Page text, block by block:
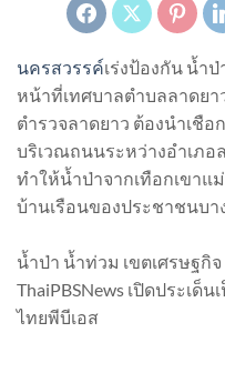
นครสวรรค์เร่งป้องกัน น้ำป่
หน้าที่เทศบาลตำบลลาดยา
ตำรวจลาดยาว ต้องนำเชื
บริเวณถนนระหว่างอำเภ
ทำให้น้ำป่าจากเทือกเขาแ
บ้านเรือนของประชาชนบา
น้ำป่า น้ำท่วม เขตเศรษฐกิ
ThaiPBSNews เปิดประเด็
ไทยพีบีเอส